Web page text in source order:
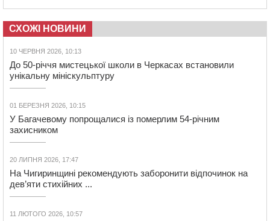
СХОЖІ НОВИНИ
10 ЧЕРВНЯ 2026, 10:13
До 50-річчя мистецької школи в Черкасах встановили
унікальну мініскульптуру
01 БЕРЕЗНЯ 2026, 10:15
У Багачевому попрощалися із померлим 54-річним
захисником
20 ЛИПНЯ 2026, 17:47
На Чигиринщині рекомендують заборонити відпочинок на
дев’яти стихійних ...
11 ЛЮТОГО 2026, 10:57